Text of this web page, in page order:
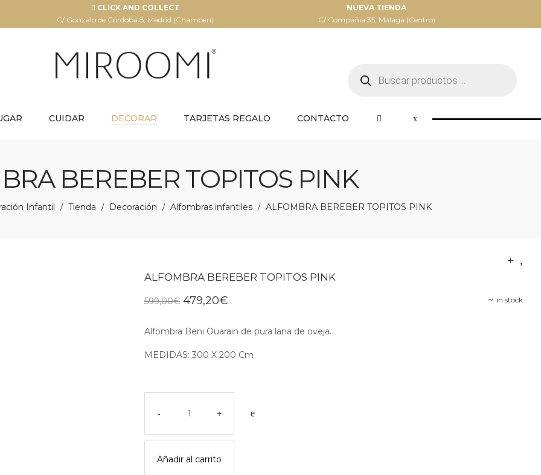
CLICK AND COLLECT
C/ Gonzalo de Córdoba 8, Madrid (Chamberí)
NUEVA TIENDA
C/ Compañia 35, Málaga (Centro)
productos
CUIDAR DECORAR TARJETAS REGALO CONTACTO
BEREBER TOPITOS PINK
Infantil / Tienda / Decoración / Alfombras infantiles / ALFOMBRA BEREBER TOPITOS PINK
ALFOMBRA BEREBER TOPITOS PINK
in stock
599,00€ El
era:
479,20€
es:
Alfombra Beni Ouarain de pura lana de oveja.
MEDIDAS: 300 X 200 Cm
-
BEREBER
PINK
cantidad
+
Añadir al carrito